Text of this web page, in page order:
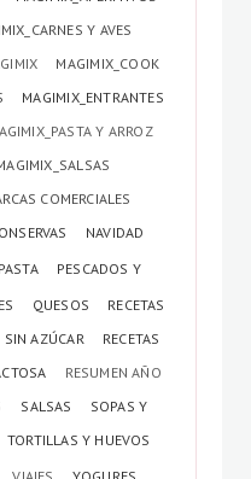
Y AVES
MAGIMIX_COOK
MAGIMIX_ENTRANTES
Y ARROZ
COMERCIALES
NAVIDAD
PASTA
PESCADOS Y
QUESOS
RECETAS
SIN AZÚCAR
RECETAS
RESUMEN AÑO
SALSAS
SOPAS Y
TORTILLAS Y HUEVOS